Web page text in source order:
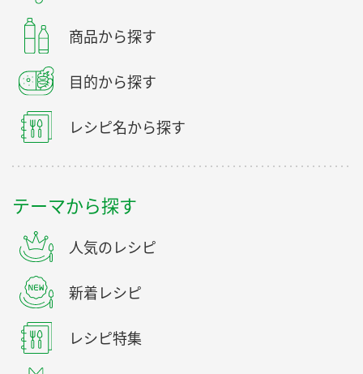
商品から探す
目的から探す
レシピ名から探す
テーマから探す
人気のレシピ
新着レシピ
レシピ特集